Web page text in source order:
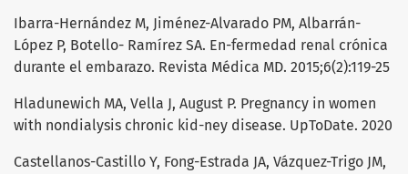
Ibarra-Hernández M, Jiménez-Alvarado PM, Albarrán-
López P, Botello- Ramírez SA. En-fermedad renal crónica
durante el embarazo. Revista Médica MD. 2015;6(2):119-25
Hladunewich MA, Vella J, August P. Pregnancy in women
with nondialysis chronic kid-ney disease. UpToDate. 2020
Castellanos-Castillo Y, Fong-Estrada JA, Vázquez-Trigo JM,